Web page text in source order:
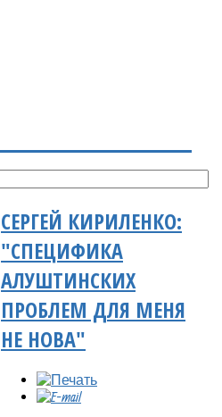
СЕРГЕЙ КИРИЛЕНКО:
"СПЕЦИФИКА
АЛУШТИНСКИХ
ПРОБЛЕМ ДЛЯ МЕНЯ
НЕ НОВА"